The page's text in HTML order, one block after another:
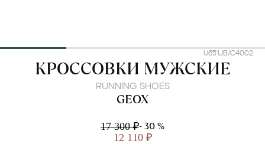
U651JB/C4002
GEOX
КРОССОВКИ МУЖСКИЕ
RUNNING SHOES
GEOX
17 300 ₽- 30 %
12 110 ₽